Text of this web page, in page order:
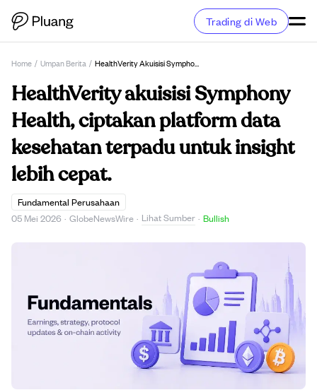
Trading di Web
Home / Umpan Berita / HealthVerity Akuisisi Symphony Health, Ciptakan Platform Data Kesehatan Terpadu Untuk Insight Lebih Cepat.
HealthVerity akuisisi Symphony
Health, ciptakan platform data
kesehatan terpadu untuk insight
lebih cepat.
Fundamental Perusahaan
05 Mei 2026 · GlobeNewsWire · Lihat Sumber · Bullish